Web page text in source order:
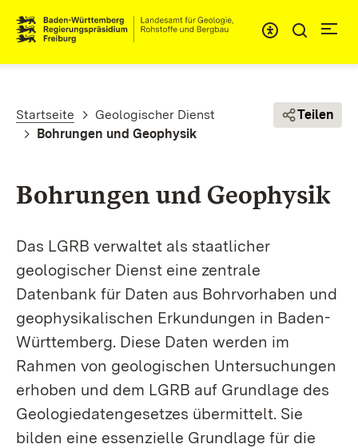
Pfadnavigation
Startseite
Geologischer Dienst
Bohrungen und Geophysik
Teilen
Bohrungen und Geophysik
Das LGRB verwaltet als staatlicher
geologischer Dienst eine zentrale
Datenbank für Daten aus Bohr­­vorhaben und
geo­­physi­kalischen Erkundungen in Baden-
Württem­berg. Diese Daten werden im
Rahmen von geologischen Unter­suchungen
erhoben und dem LGRB auf Grundlage des
Geologie­­daten­­gesetzes übermittelt. Sie
bilden eine essenzielle Grundlage für die